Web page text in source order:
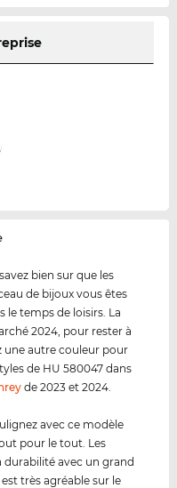
bien sur que les
de bijoux vous êtes
le temps de loisirs. La
2024, pour rester à
une autre couleur pour
de HU 580047 dans
de 2023 et 2024.
avec ce modèle
pour le tout. Les
avec un grand
très agréable sur le